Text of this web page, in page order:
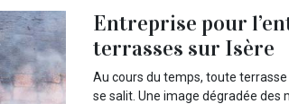
Entreprise pour
terrasses sur Isère
Au cours du temps, toute
se salit. Une image dégradée des